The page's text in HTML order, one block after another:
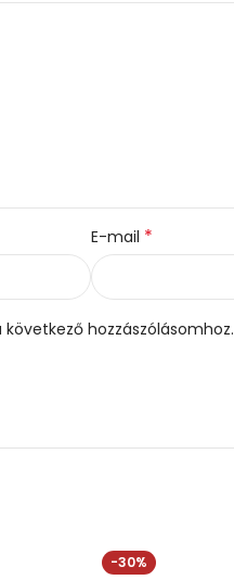
E-mail *
hozzászólásomhoz.
-30%